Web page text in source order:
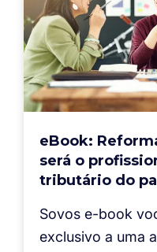
eBook:
será o
tributário do
Sovos e-book
exclusivo a uma